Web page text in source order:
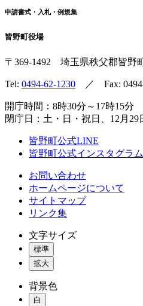
申請書式・入札・例規集
皆野町役場
〒369-1492 埼玉県秩父郡皆野
Tel: 0494-62-1230 ／ Fax: 0494-
開庁時間：8時30分～17時15分
閉庁日：土・日・祝日、12月29
皆野町公式LINE
皆野町公式インスタグラム
お問い合わせ
ホームページについて
サイトマップ
リンク集
文字サイズ
標準
拡大
背景色
白